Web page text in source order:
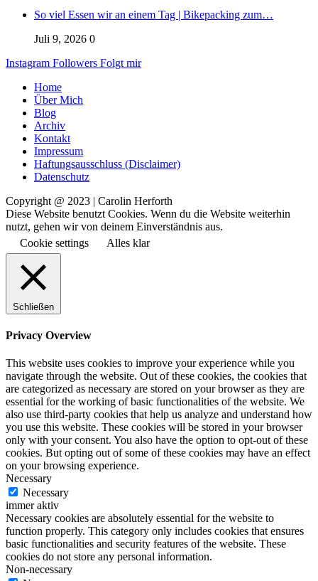
So viel Essen wir an einem Tag | Bikepacking zum…
Juli 9, 2026 0
Instagram Followers Folgt mir
Home
Über Mich
Blog
Archiv
Kontakt
Impressum
Haftungsausschluss (Disclaimer)
Datenschutz
Copyright @ 2023 | Carolin Herforth
Diese Website benutzt Cookies. Wenn du die Website weiterhin
nutzt, gehen wir von deinem Einverständnis aus.
Cookie settings
Alles klar
Schließen
Privacy Overview
This website uses cookies to improve your experience while you
navigate through the website. Out of these cookies, the cookies that
are categorized as necessary are stored on your browser as they are
essential for the working of basic functionalities of the website. We
also use third-party cookies that help us analyze and understand how
you use this website. These cookies will be stored in your browser
only with your consent. You also have the option to opt-out of these
cookies. But opting out of some of these cookies may have an effect
on your browsing experience.
Necessary
Necessary
immer aktiv
Necessary cookies are absolutely essential for the website to
function properly. This category only includes cookies that ensures
basic functionalities and security features of the website. These
cookies do not store any personal information.
Non-necessary